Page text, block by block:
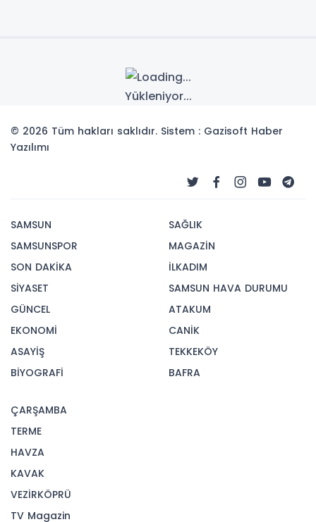
Yükleniyor...
© 2026 Tüm hakları saklıdır. Sistem : Gazisoft Haber
Yazılımı
SAMSUN
SAMSUNSPOR
SON DAKİKA
SİYASET
GÜNCEL
EKONOMİ
ASAYİŞ
BİYOGRAFİ
SAĞLIK
MAGAZİN
İLKADIM
SAMSUN HAVA DURUMU
ATAKUM
CANİK
TEKKEKÖY
BAFRA
ÇARŞAMBA
TERME
HAVZA
KAVAK
VEZİRKÖPRÜ
TV Magazin